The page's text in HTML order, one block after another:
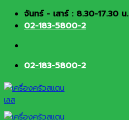
Skip จันทร์ - เสาร์ : 8.30-17.30 น.
02-183-5800-2
02-183-5800-2